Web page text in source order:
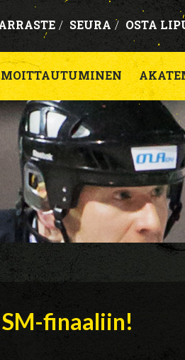
/ SEURA / OSTA
finaaliin!